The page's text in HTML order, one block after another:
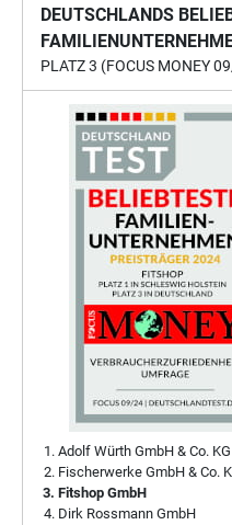
DEUTSCHLANDS
PLATZ 3 (FOCUS MONEY
Adolf Würth GmbH & Co. KG
Fischerwerke GmbH & Co.
Fitshop GmbH
Dirk Rossmann GmbH